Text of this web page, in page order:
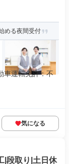
める夜間受付
車運転免許：不
気になる
|段取り|土日休